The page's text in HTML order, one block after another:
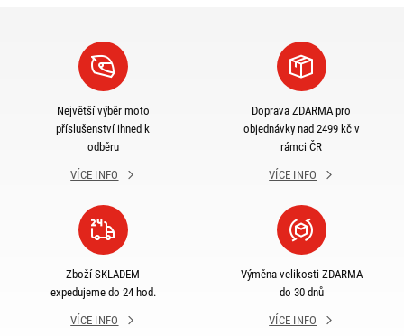
Největší výběr moto
příslušenství ihned k
odběru
VÍCE INFO
Doprava ZDARMA pro
objednávky nad 2499 kč v
rámci ČR
VÍCE INFO
Zboží SKLADEM
expedujeme do 24 hod.
VÍCE INFO
Výměna velikosti ZDARMA
do 30 dnů
VÍCE INFO